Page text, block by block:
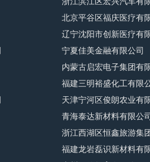
北京平谷区福庆医疗有
辽宁沈阳市创新医疗有
宁夏佳美金融有限公司
内蒙古启宏电子集团有
福建三明裕盛化工有限
天津宁河区俊朗农业有
青海泰达新材料有限公司
浙江西湖区恒鑫旅游集
福建龙岩磊识新材料有